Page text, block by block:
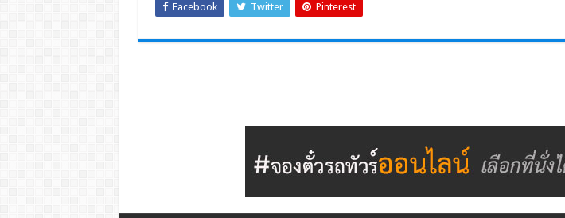
Facebook Twitter Pinterest